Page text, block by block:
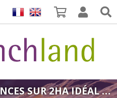
MAISON ET DÉPENDANCES SUR 2HA IDÉAL MARAICHAGE TARN PROCHE AVEYRON